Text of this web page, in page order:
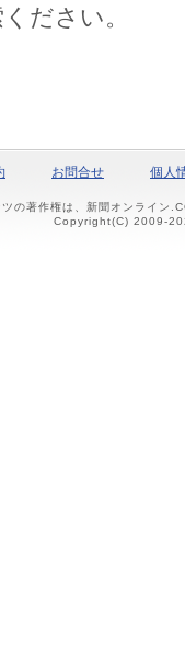
ださい。
お問合せ 個人
の著作権は、新聞オンライン
Copyright(C) 2009-